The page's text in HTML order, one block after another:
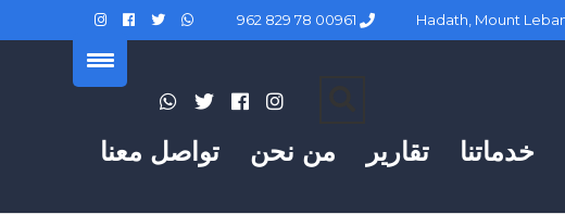
تواصل معنا من نحن تقارير خدماتنا